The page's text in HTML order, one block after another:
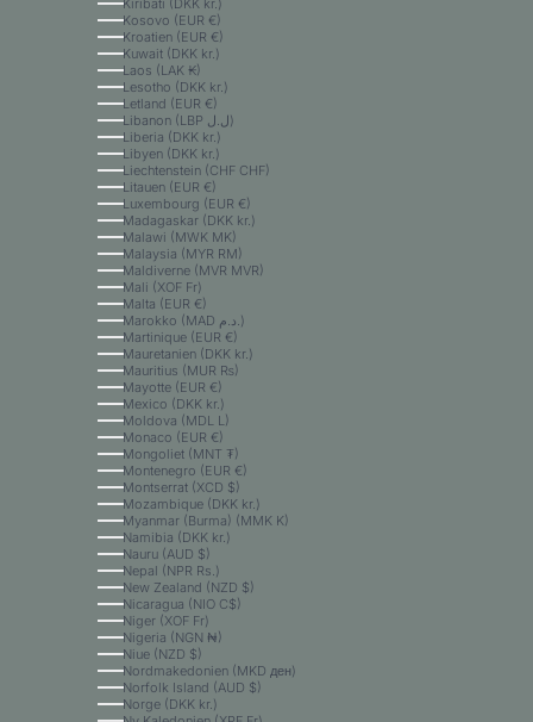
Kiribati (DKK kr.)
Kosovo (EUR €)
Kroatien (EUR €)
Kuwait (DKK kr.)
Laos (LAK ₭)
Lesotho (DKK kr.)
Letland (EUR €)
Libanon (LBP ل.ل)
Liberia (DKK kr.)
Libyen (DKK kr.)
Liechtenstein (CHF CHF)
Litauen (EUR €)
Luxembourg (EUR €)
Madagaskar (DKK kr.)
Malawi (MWK MK)
Malaysia (MYR RM)
Maldiverne (MVR MVR)
Mali (XOF Fr)
Malta (EUR €)
Marokko (MAD د.م.)
Martinique (EUR €)
Mauretanien (DKK kr.)
Mauritius (MUR ₨)
Mayotte (EUR €)
Mexico (DKK kr.)
Moldova (MDL L)
Monaco (EUR €)
Mongoliet (MNT ₮)
Montenegro (EUR €)
Montserrat (XCD $)
Mozambique (DKK kr.)
Myanmar (Burma) (MMK K)
Namibia (DKK kr.)
Nauru (AUD $)
Nepal (NPR Rs.)
New Zealand (NZD $)
Nicaragua (NIO C$)
Niger (XOF Fr)
Nigeria (NGN ₦)
Niue (NZD $)
Nordmakedonien (MKD ден)
Norfolk Island (AUD $)
Norge (DKK kr.)